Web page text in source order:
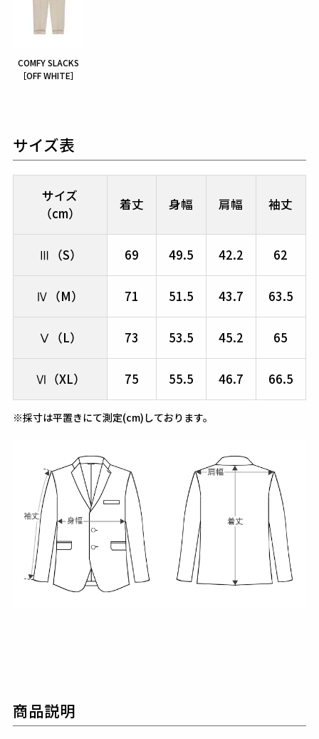
COMFY SLACKS
［OFF WHITE］
サイズ表
サイズ
（cm）
着丈 身幅 肩幅 袖丈
Ⅲ（S） 69 49.5 42.2 62
Ⅳ（M） 71 51.5 43.7 63.5
Ⅴ（L） 73 53.5 45.2 65
Ⅵ（XL） 75 55.5 46.7 66.5
※採寸は平置きにて測定(cm)しております。
商品説明